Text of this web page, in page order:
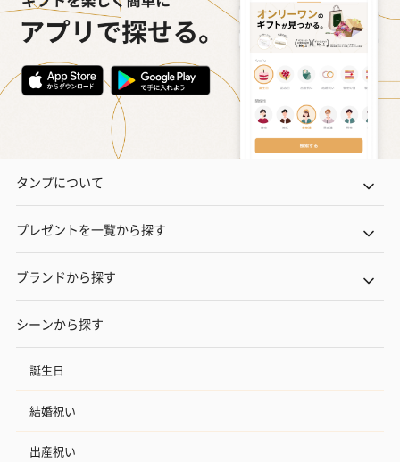
タンプについて
プレゼントを一覧から探す
ブランドから探す
シーンから探す
誕生日
結婚祝い
出産祝い